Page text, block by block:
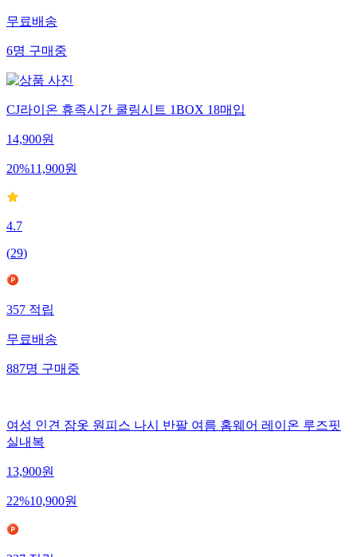
무료배송
6명 구매중
CJ라이온 휴족시간 쿨링시트 1BOX 18매입
14,900원
20%11,900원
4.7
(29)
357 적립
무료배송
887명 구매중
여성 인견 잠옷 원피스 나시 반팔 여름 홈웨어 레이온 루즈핏
실내복
13,900원
22%10,900원